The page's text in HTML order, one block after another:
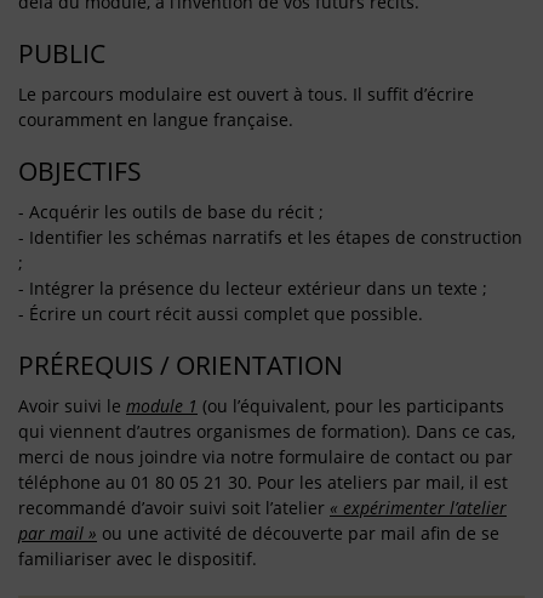
PUBLIC
Le parcours modulaire est ouvert à tous. Il suffit d’écrire
couramment en langue française.
OBJECTIFS
- Acquérir les outils de base du récit ;
- Identifier les schémas narratifs et les étapes de construction
;
- Intégrer la présence du lecteur extérieur dans un texte ;
- Écrire un court récit aussi complet que possible.
PRÉREQUIS / ORIENTATION
Avoir suivi le module 1 (ou l’équivalent, pour les participants
qui viennent d’autres organismes de formation). Dans ce cas,
merci de nous joindre via notre formulaire de contact ou par
téléphone au 01 80 05 21 30. Pour les ateliers par mail, il est
recommandé d’avoir suivi soit l’atelier « expérimenter l’atelier
par mail » ou une activité de découverte par mail afin de se
familiariser avec le dispositif.